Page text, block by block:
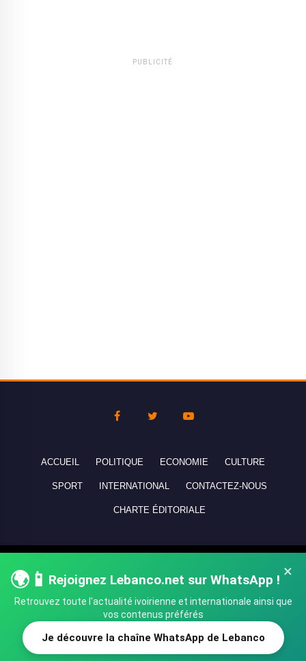
SHARE TWEET
PUBLICITÉ
×
🌍📱 Rejoignez Lebanco.net sur WhatsApp !
Retrouvez toute l'actualité ivoirienne et internationale ainsi que
vos contenus préférés
Je découvre la chaîne WhatsApp de Lebanco
ACCUEIL POLITIQUE ECONOMIE CULTURE
SPORT INTERNATIONAL CONTACTEZ-NOUS
CHARTE ÉDITORIALE
réservés - All rights reserved.